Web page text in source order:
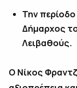
Την
Δήμαρχος
Λειβαθούς.
Ο Νίκος